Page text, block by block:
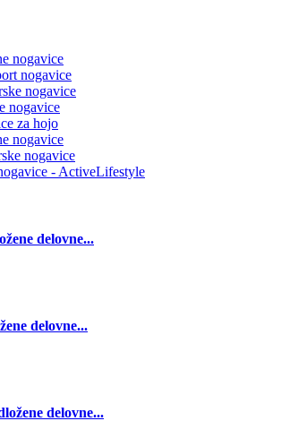
nogavice
nogavice
nogavice
nogavice
za hojo
nogavice
nogavice
- ActiveLifestyle
delovne...
delovne...
delovne...